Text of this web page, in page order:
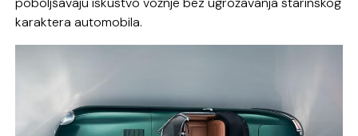
karaktera automobila.